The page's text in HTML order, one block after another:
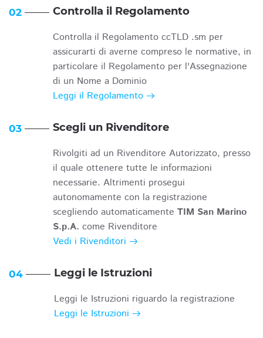
02 Controlla il Regolamento
Controlla il Regolamento ccTLD .sm per
assicurarti di averne compreso le normative, in
particolare il Regolamento per l'Assegnazione
di un Nome a Dominio
Leggi il Regolamento
03 Scegli un Rivenditore
Rivolgiti ad un Rivenditore Autorizzato, presso
il quale ottenere tutte le informazioni
necessarie. Altrimenti prosegui
autonomamente con la registrazione
scegliendo automaticamente TIM San Marino
S.p.A. come Rivenditore
Vedi i Rivenditori
04 Leggi le Istruzioni
Leggi le Istruzioni riguardo la registrazione
Leggi le Istruzioni